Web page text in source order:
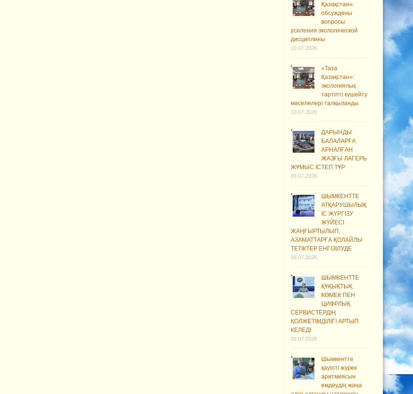
Қазақстан»:
обсуждены
вопросы
усиления экологической
дисциплины
10.07.2026
«Таза
Қазақстан»:
экологиялық
тәртіпті күшейту
мәселелері талқыланды
10.07.2026
ДАРЫНДЫ
БАЛАЛАРҒА
АРНАЛҒАН
ЖАЗҒЫ ЛАГЕРЬ
ЖҰМЫС ІСТЕП ТҰР
09.07.2026
ШЫМКЕНТТЕ
АТҚАРУШЫЛЫҚ
ІС ЖҮРГІЗУ
ЖҮЙЕСІ
ЖАҢҒЫРТЫЛЫП,
АЗАМАТТАРҒА ҚОЛАЙЛЫ
ТЕТІКТЕР ЕНГІЗІЛУДЕ
09.07.2026
ШЫМКЕНТТЕ
ҚҰҚЫҚТЫҚ
КӨМЕК ПЕН
ЦИФРЛЫҚ
СЕРВИСТЕРДІҢ
ҚОЛЖЕТІМДІЛІГІ АРТЫП
КЕЛЕДІ
09.07.2026
Шымкентте
қауіпті жүрек
аритмиясын
емдеудің жаңа